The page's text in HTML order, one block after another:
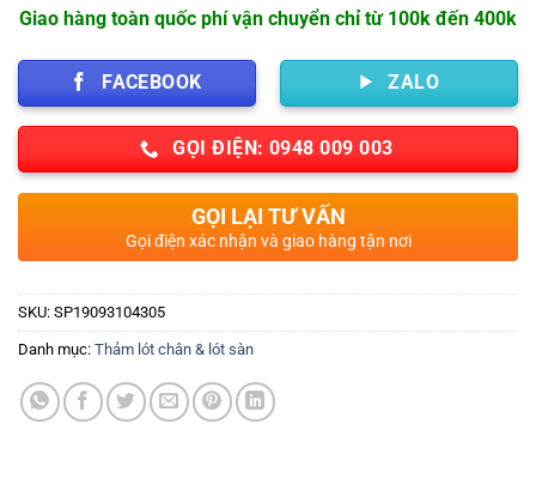
Giao hàng toàn quốc phí vận chuyển chỉ từ 100k đến 400k
FACEBOOK ZALO
GỌI ĐIỆN: 0948 009 003
GỌI LẠI TƯ VẤN
Gọi điện xác nhận và giao hàng tận nơi
SKU: SP19093104305
Danh mục: Thảm lót chân & lót sàn